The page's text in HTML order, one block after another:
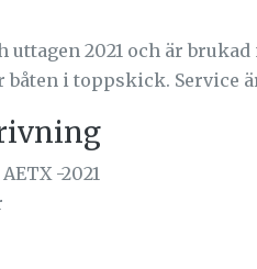
uttagen 2021 och är
båten i toppskick. Service
-2021